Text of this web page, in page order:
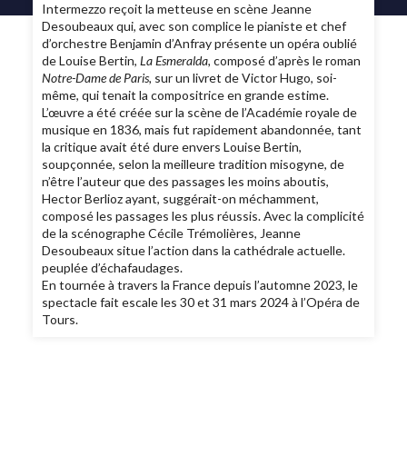
Intermezzo reçoit la metteuse en scène Jeanne
Desoubeaux qui, avec son complice le pianiste et chef
d’orchestre Benjamin d’Anfray présente un opéra oublié
de Louise Bertin,La Esmeralda, composé d’après le roman
Notre-Dame de Paris, sur un livret de Victor Hugo, soi-
même, qui tenait la compositrice en grande estime.
L’œuvre a été créée sur la scène de l’Académie royale de
musique en 1836, mais fut rapidement abandonnée, tant
la critique avait été dure envers Louise Bertin,
soupçonnée, selon la meilleure tradition misogyne, de
n’être l’auteur que des passages les moins aboutis,
Hector Berlioz ayant, suggérait-on méchamment,
composé les passages les plus réussis. Avec la complicité
de la scénographe Cécile Trémolières, Jeanne
Desoubeaux situe l’action dans la cathédrale actuelle.
peuplée d’échafaudages.
En tournée à travers la France depuis l’automne 2023, le
spectacle fait escale les 30 et 31 mars 2024 à l’Opéra de
Tours.